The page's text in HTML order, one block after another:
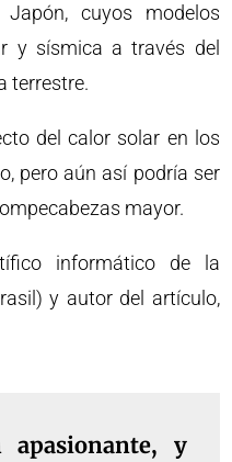
cuyos modelos
y sísmica a través del
terrestre.
del calor solar en los
pero aún así podría ser
mayor.
informático de la
y autor del artículo,
apasionante, y